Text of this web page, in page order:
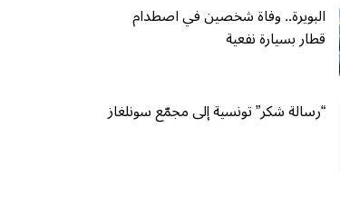
البويرة.. وفاة شخصين في اصطدام
قطار بسيارة نفعية
“رسالة شكر” تونسية إلى مجمّع سونلغاز